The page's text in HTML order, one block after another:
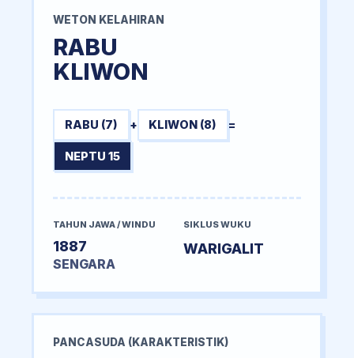
WETON KELAHIRAN
RABU
KLIWON
RABU (7) + KLIWON (8) =
NEPTU 15
TAHUN JAWA / WINDU
1887
SENGARA
SIKLUS WUKU
WARIGALIT
PANCASUDA (KARAKTERISTIK)